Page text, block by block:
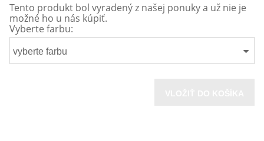
Tento produkt bol vyradený z našej ponuky a už nie je
možné ho u nás kúpiť.
Vyberte farbu:
vyberte farbu